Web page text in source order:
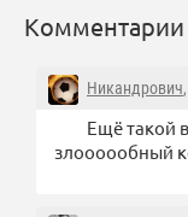
Комментарии
Никандрович
Ещё такой
злоооообный